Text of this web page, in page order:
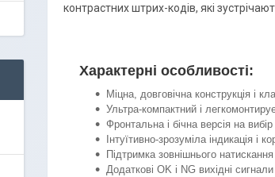
контрастних штрих-кодів, які
Характерні особливості:
Міцна, довговічна конструкція і
Ультра-компактний і
Фронтальна і бічна версія на
Інтуїтивно-зрозуміла індикація і
Підтримка зовнішнього
Додаткові OK і NG вихідні